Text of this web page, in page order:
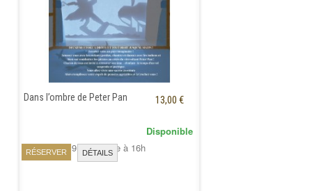
Dans l’ombre de Peter Pan 13,00 €
RÉSERVER DÉTAILS
Disponible
Dimanche 29 Novembre à 16h